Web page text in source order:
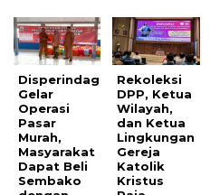
Disperindag
Gelar
Operasi
Pasar
Murah,
Masyarakat
Dapat Beli
Sembako
Rekoleksi
DPP, Ketua
Wilayah,
dan Ketua
Lingkungan
Gereja
Katolik
Kristus